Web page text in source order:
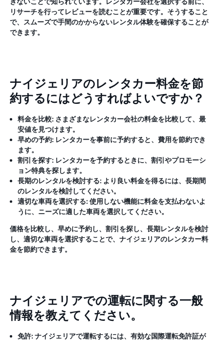
リサーチを行ってレビューを読むことが重要です。そうすること
で、スムーズで手間のかからないレンタル体験を確保することが
できます。
ナイジェリアのレンタカー料金を節
約するにはどうすればよいですか？
料金を比較: さまざまなレンタカー会社の料金を比較して、最
安値を見つけます。
早めの予約: レンタカーを事前に予約すると、費用を節約でき
ます。
割引を探す: レンタカーを予約するときに、割引やプロモーシ
ョン特典を探します。
長期のレンタルを検討する: より良い料金を得るには、長期間
のレンタルを検討してください。
適切な車両を選択する:使用しない機能に料金を支払わないよ
うに、ニーズに適した車両を選択してください。
価格を比較し、早めに予約し、割引を探し、長期レンタルを検討
し、適切な車両を選択することで、ナイジェリアのレンタカー料
金を節約できます。
ナイジェリアでの運転に関する一般
情報を教えてください。
免許:ナイジェリアで運転するには、有効な国際運転免許証が